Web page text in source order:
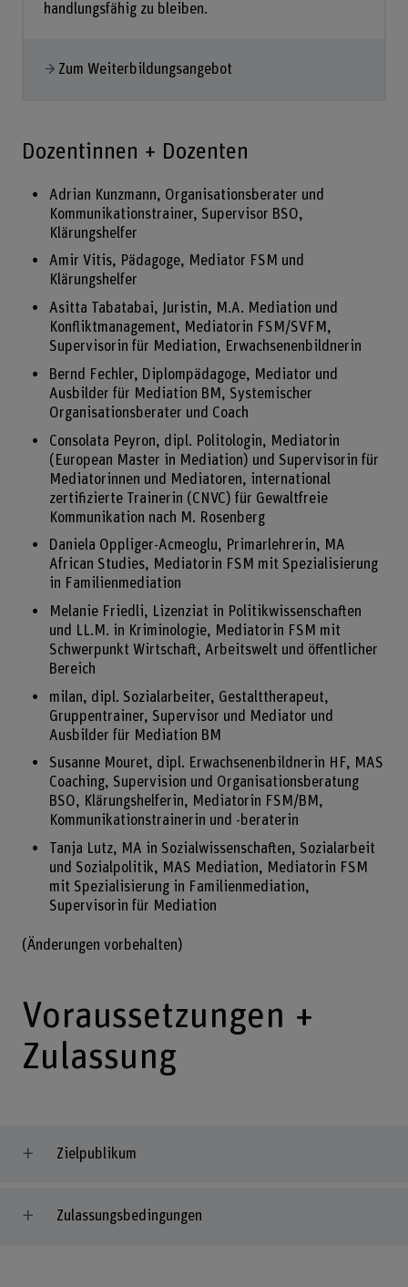
handlungsfähig zu bleiben.
Zum Weiterbildungsangebot
Dozentinnen + Dozenten
Adrian Kunzmann, Organisationsberater und
Kommunikationstrainer, Supervisor BSO,
Klärungshelfer
Amir Vitis, Pädagoge, Mediator FSM und
Klärungshelfer
Asitta Tabatabai, Juristin, M.A. Mediation und
Konfliktmanagement, Mediatorin FSM/SVFM,
Supervisorin für Mediation, Erwachsenenbildnerin
Bernd Fechler, Diplompädagoge, Mediator und
Ausbilder für Mediation BM, Systemischer
Organisationsberater und Coach
Consolata Peyron, dipl. Politologin, Mediatorin
(European Master in Mediation) und Supervisorin für
Mediatorinnen und Mediatoren, international
zertifizierte Trainerin (CNVC) für Gewaltfreie
Kommunikation nach M. Rosenberg
Daniela Oppliger-Acmeoglu, Primarlehrerin, MA
African Studies, Mediatorin FSM mit Spezialisierung
in Familienmediation
Melanie Friedli, Lizenziat in Politikwissenschaften
und LL.M. in Kriminologie, Mediatorin FSM mit
Schwerpunkt Wirtschaft, Arbeitswelt und öffentlicher
Bereich
milan, dipl. Sozialarbeiter, Gestalttherapeut,
Gruppentrainer, Supervisor und Mediator und
Ausbilder für Mediation BM
Susanne Mouret, dipl. Erwachsenenbildnerin HF, MAS
Coaching, Supervision und Organisationsberatung
BSO, Klärungshelferin, Mediatorin FSM/BM,
Kommunikationstrainerin und -beraterin
Tanja Lutz, MA in Sozialwissenschaften, Sozialarbeit
und Sozialpolitik, MAS Mediation, Mediatorin FSM
mit Spezialisierung in Familienmediation,
Supervisorin für Mediation
(Änderungen vorbehalten)
Voraussetzungen +
Zulassung
Zielpublikum
Zulassungsbedingungen